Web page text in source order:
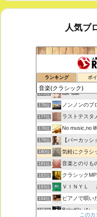
人気ブ
ランキング ポ
室内楽コンサ
174位 ボチェッリ、
175位 tak-talk
176位 ノンノンのブ
177位 ラストテスタ
178位 No music,no
179位 【パーカッシ
180位 気軽にクラシ
181位 音楽とのりも
182位 クラシック
183位 ＶＩＮＹＬ
184位 ピアノで唄い
185位
BakuKla +*+
この